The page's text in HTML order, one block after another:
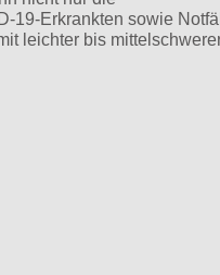
19-Erkrankten sowie
leichter bis